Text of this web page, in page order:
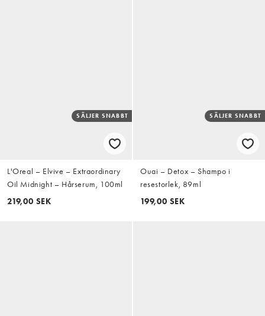
SÄLJER SNABBT
L'Oreal – Elvive – Extraordinary
Oil Midnight – Hårserum, 100ml
219,00 SEK
SÄLJER SNABBT
Ouai – Detox – Shampo i
resestorlek, 89ml
199,00 SEK